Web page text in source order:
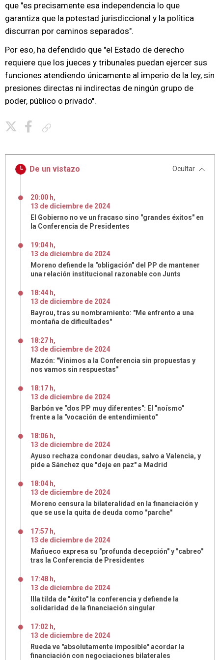
que "es precisamente esa independencia lo que
garantiza que la potestad jurisdiccional y la política
discurran por caminos separados".
Por eso, ha defendido que "el Estado de derecho
requiere que los jueces y tribunales puedan ejercer sus
funciones atendiendo únicamente al imperio de la ley, sin
presiones directas ni indirectas de ningún grupo de
poder, público o privado".
De un vistazo Ocultar
20:00 h,
13 de diciembre de 2024
El Gobierno no ve un fracaso sino "grandes éxitos" en
la Conferencia de Presidentes
19:04 h,
13 de diciembre de 2024
Moreno defiende la "obligación" del PP de mantener
una relación institucional razonable con Junts
18:44 h,
13 de diciembre de 2024
Bayrou, tras su nombramiento: "Me enfrento a una
montaña de dificultades"
18:27 h,
13 de diciembre de 2024
Mazón: "Vinimos a la Conferencia sin propuestas y
nos vamos sin respuestas"
18:17 h,
13 de diciembre de 2024
Barbón ve "dos PP muy diferentes": El "noísmo"
frente a la "vocación de entendimiento"
18:06 h,
13 de diciembre de 2024
Ayuso rechaza condonar deudas, salvo a Valencia, y
pide a Sánchez que "deje en paz" a Madrid
18:04 h,
13 de diciembre de 2024
Moreno censura la bilateralidad en la financiación y
que se use la quita de deuda como "parche"
17:57 h,
13 de diciembre de 2024
Mañueco expresa su "profunda decepción" y "cabreo"
tras la Conferencia de Presidentes
17:48 h,
13 de diciembre de 2024
Illa tilda de "éxito" la conferencia y defiende la
solidaridad de la financiación singular
17:02 h,
13 de diciembre de 2024
Rueda ve "absolutamente imposible" acordar la
financiación con negociaciones bilaterales